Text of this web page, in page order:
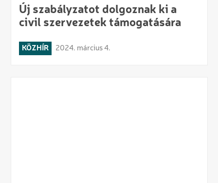
Új szabályzatot dolgoznak ki a
civil szervezetek támogatására
KÖZHÍR 2024. március 4.